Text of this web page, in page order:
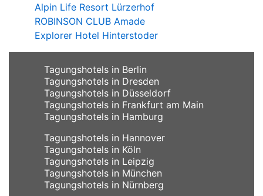
Alpin Life Resort Lürzerhof
ROBINSON CLUB Amade
Explorer Hotel Hinterstoder
Tagungshotels in Berlin
Tagungshotels in Dresden
Tagungshotels in Düsseldorf
Tagungshotels in Frankfurt am Main
Tagungshotels in Hamburg
Tagungshotels in Hannover
Tagungshotels in Köln
Tagungshotels in Leipzig
Tagungshotels in München
Tagungshotels in Nürnberg